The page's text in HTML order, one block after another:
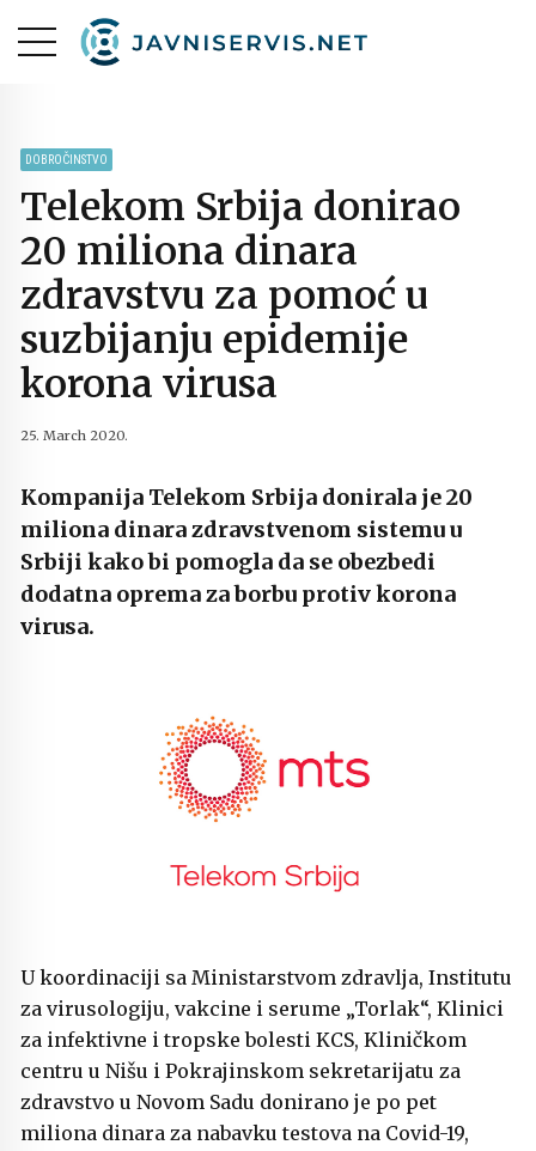
DOBROČINSTVO
Telekom Srbija donirao
20 miliona dinara
zdravstvu za pomoć u
suzbijanju epidemije
korona virusa
25. March 2020.
Kompanija Telekom Srbija donirala je 20
miliona dinara zdravstvenom sistemu u
Srbiji kako bi pomogla da se obezbedi
dodatna oprema za borbu protiv korona
virusa.
U koordinaciji sa Ministarstvom zdravlja, Institutu
za virusologiju, vakcine i serume „Torlak“, Klinici
za infektivne i tropske bolesti KCS, Kliničkom
centru u Nišu i Pokrajinskom sekretarijatu za
zdravstvo u Novom Sadu donirano je po pet
miliona dinara za nabavku testova na Covid-19,